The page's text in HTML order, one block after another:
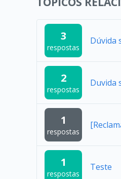
3
respostas
Dúvida
2
respostas
Duvida
1
respostas
1
respostas
Teste